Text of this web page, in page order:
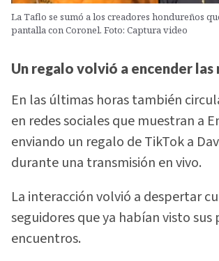
La Taflo se sumó a los creadores hondureños
pantalla con Coronel. Foto: Captura video
Un regalo volvió a encender las
En las últimas horas también
en redes sociales que muestran a
enviando un regalo de TikTok a
durante una transmisión en vivo.
La interacción volvió a despertar
seguidores que ya habían visto sus
encuentros.